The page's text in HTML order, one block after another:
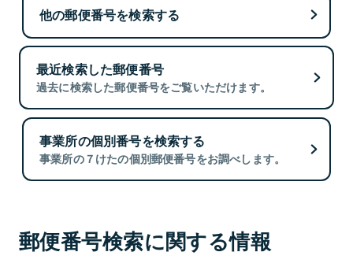
他の郵便番号を検索する
最近検索した郵便番号
過去に検索した郵便番号をご覧いただけます。
事業所の個別番号を検索する
事業所の７けたの個別郵便番号をお調べします。
郵便番号検索に関する情報